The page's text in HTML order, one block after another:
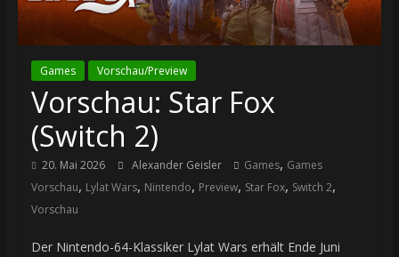
Games Vorschau/Preview
Vorschau: Star Fox
(Switch 2)
20. Mai 2026 Alexander Geisler Games, Games
Vorschau, Lylat Wars, Nintendo, Preview, Star Fox, Switch 2,
Vorschau
Der Nintendo-64-Klassiker Lylat Wars erhält Ende Juni